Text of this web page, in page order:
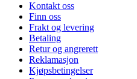
Kontakt oss
Finn oss
Frakt og levering
Betaling
Retur og angrerett
Reklamasjon
Kjøpsbetingelser